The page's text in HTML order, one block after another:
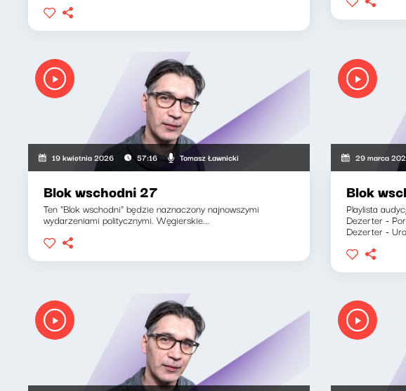
19 kwietnia 2026 57:16 Tomasz Ławnicki
Blok wschodni 27
Ten "Blok wschodni" będzie naznaczony najnowszymi
wydarzeniami politycznymi. Węgierskie...
29 marca
Blok
Playlista
Dezerter -
Dezerter -